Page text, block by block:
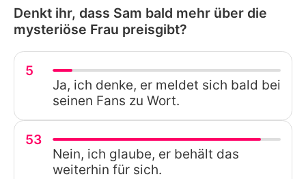
Denkt ihr, dass Sam bald mehr über die
mysteriöse Frau preisgibt?
5
Ja, ich denke, er meldet sich bald bei
seinen Fans zu Wort.
53
Nein, ich glaube, er behält das
weiterhin für sich.